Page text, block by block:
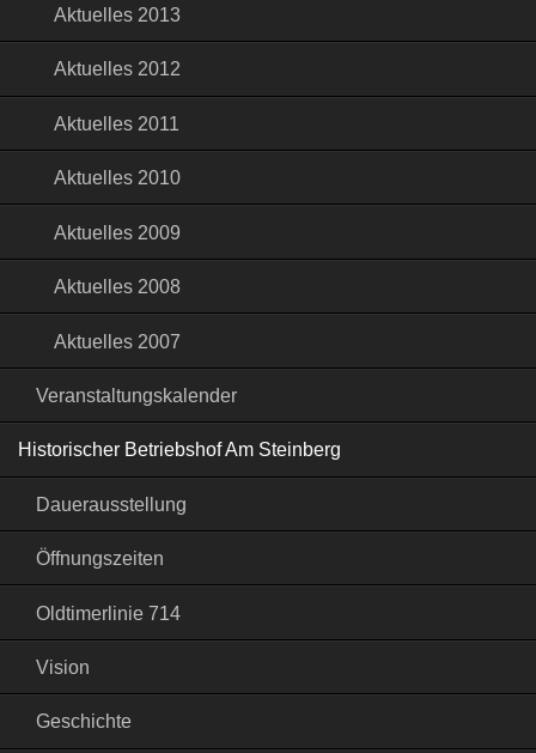
Aktuelles 2013
Aktuelles 2012
Aktuelles 2011
Aktuelles 2010
Aktuelles 2009
Aktuelles 2008
Aktuelles 2007
Veranstaltungskalender
Historischer Betriebshof Am Steinberg
Dauerausstellung
Öffnungszeiten
Oldtimerlinie 714
Vision
Geschichte